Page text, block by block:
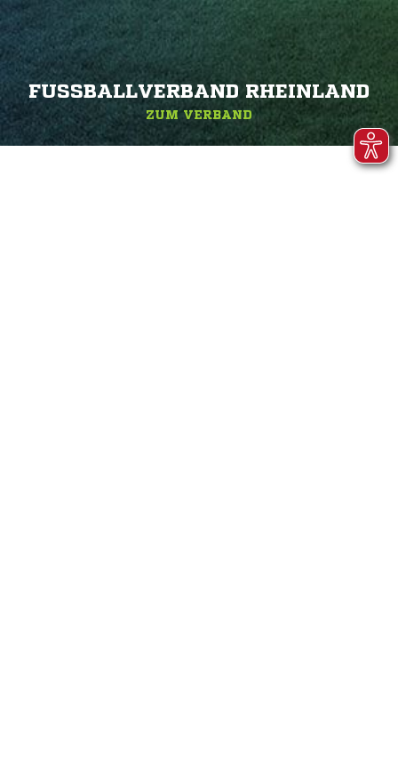
FUSSBALLVERBAND RHEINLAND
ZUM VERBAND